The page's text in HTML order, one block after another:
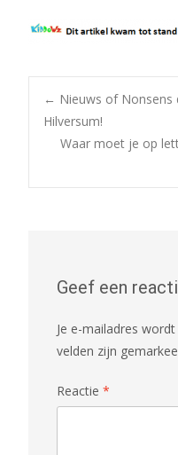
← Nieuws of Nonsens
Hilversum!
Waar moet je op
Geef een
Je e-mailadres
velden zijn
Reactie *